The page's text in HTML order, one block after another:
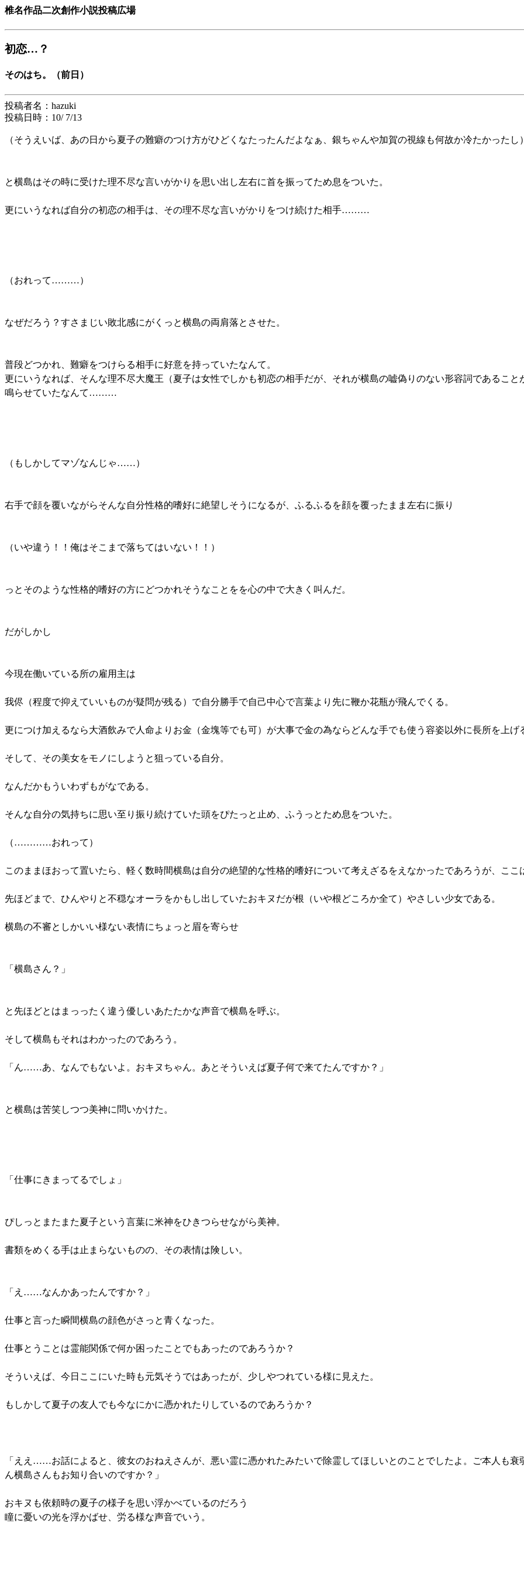
椎名作品二次創作小説投稿広場
初恋…？
そのはち。（前日）
投稿者名：hazuki
投稿日時：10/ 7/13
（そうえいば、あの日から夏子の難癖のつけ方がひどくなたったんだよなぁ、銀ちゃんや加賀の視線も何故か冷たかったし）
と横島はその時に受けた理不尽な言いがかりを思い出し左右に首を振ってため息をついた。
更にいうなれば自分の初恋の相手は、その理不尽な言いがかりをつけ続けた相手………
（おれって………）
なぜだろう？すさまじい敗北感にがくっと横島の両肩落とさせた。
普段どつかれ、難癖をつけらる相手に好意を持っていたなんて。
更にいうなれば、そんな理不尽大魔王（夏子は女性でしかも初恋の相手だが、それが横島の嘘偽りのない形容詞であるこ
鳴らせていたなんて………
（もしかしてマゾなんじゃ……）
右手で顔を覆いながらそんな自分性格的嗜好に絶望しそうになるが、ふるふるを顔を覆ったまま左右に振り
（いや違う！！俺はそこまで落ちてはいない！！）
っとそのような性格的嗜好の方にどつかれそうなことをを心の中で大きく叫んだ。
だがしかし
今現在働いている所の雇用主は
我侭（程度で抑えていいものが疑問が残る）で自分勝手で自己中心で言葉より先に鞭か花瓶が飛んでくる。
更につけ加えるなら大酒飲みで人命よりお金（金塊等でも可）が大事で金の為ならどんな手でも使う容姿以外に長所を上げ
そして、その美女をモノにしようと狙っている自分。
なんだかもういわずもがなである。
そんな自分の気持ちに思い至り振り続けていた頭をぴたっと止め、ふうっとため息をついた。
（…………おれって）
このままほおって置いたら、軽く数時間横島は自分の絶望的な性格的嗜好について考えざるをえなかったであろうが、ここ
先ほどまで、ひんやりと不穏なオーラをかもし出していたおキヌだが根（いや根どころか全て）やさしい少女である。
横島の不審としかいい様ない表情にちょっと眉を寄らせ
「横島さん？」
と先ほどとはまっったく違う優しいあたたかな声音で横島を呼ぶ。
そして横島もそれはわかったのであろう。
「ん……あ、なんでもないよ。おキヌちゃん。あとそういえば夏子何で来てたんですか？」
と横島は苦笑しつつ美神に問いかけた。
「仕事にきまってるでしょ」
ぴしっとまたまた夏子という言葉に米神をひきつらせながら美神。
書類をめくる手は止まらないものの、その表情は険しい。
「え……なんかあったんですか？」
仕事と言った瞬間横島の顔色がさっと青くなった。
仕事とうことは霊能関係で何か困ったことでもあったのであろうか？
そういえば、今日ここにいた時も元気そうではあったが、少しやつれている様に見えた。
もしかして夏子の友人でも今なにかに憑かれたりしているのであろうか？
「ええ……お話によると、彼女のおねえさんが、悪い霊に憑かれたみたいで除霊してほしいとのことでしたよ。ご本人も
ん横島さんもお知り合いのですか？」
おキヌも依頼時の夏子の様子を思い浮かべているのだろう
瞳に憂いの光を浮かばせ、労る様な声音でいう。